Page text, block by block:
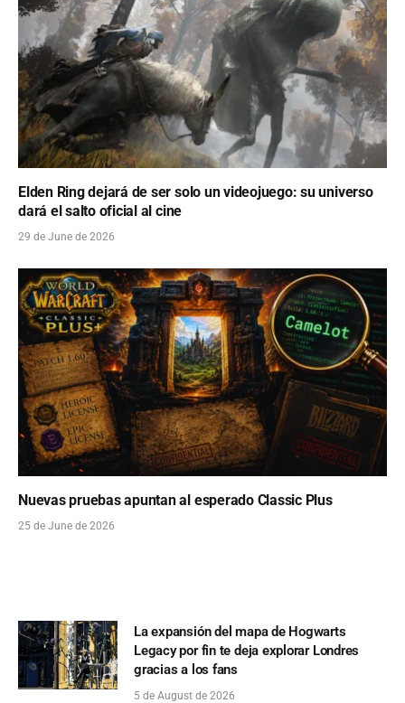
Elden Ring dejará de ser solo un videojuego: su universo
dará el salto oficial al cine
29 de June de 2026
Nuevas pruebas apuntan al esperado Classic Plus
25 de June de 2026
La expansión del mapa de Hogwarts
Legacy por fin te deja explorar Londres
gracias a los fans
5 de August de 2026